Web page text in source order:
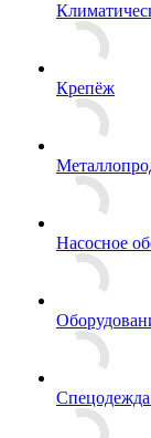
Крепёж
Насосное